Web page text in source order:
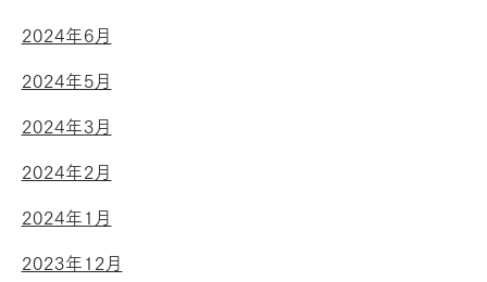
2024年6月
2024年5月
2024年3月
2024年2月
2024年1月
2023年12月